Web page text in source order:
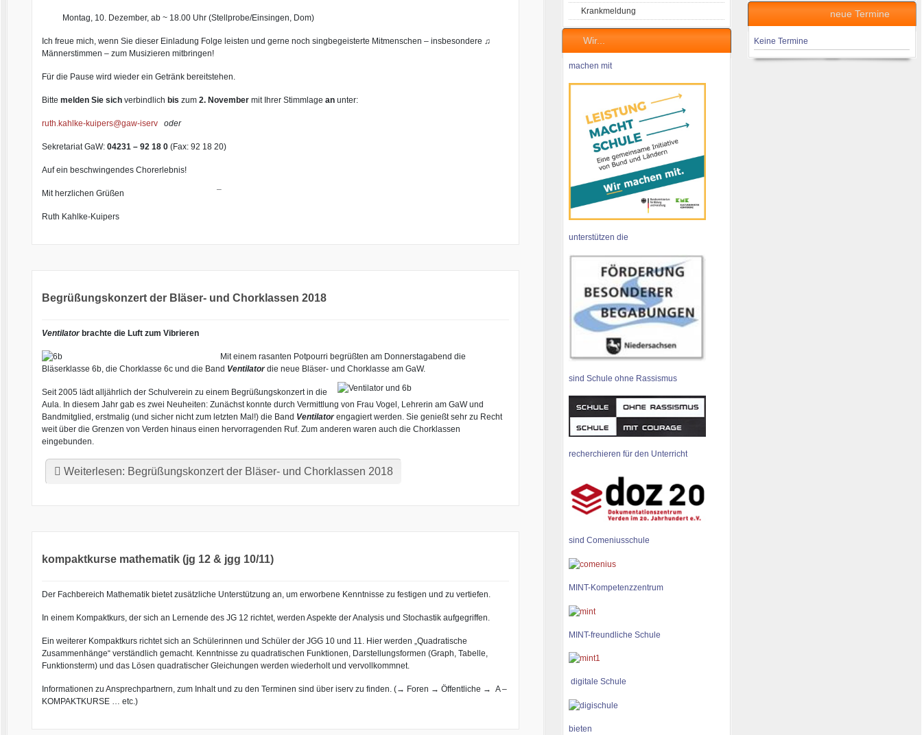
Krankmeldung
Wir...
machen mit
unterstützen die
sind Schule ohne Rassismus
recherchieren für den Unterricht
sind Comeniusschule
MINT-Kompetenzzentrum
MINT-freundliche Schule
digitale Schule
bieten
neue Termine
Keine Termine
Montag, 10. Dezember, ab ~ 18.00 Uhr (Stellprobe/Einsingen, Dom)
Ich freue mich, wenn Sie dieser Einladung Folge leisten und gerne noch singbegeisterte Mitmenschen – insbesondere ♫
Männerstimmen – zum Musizieren mitbringen!
Für die Pause wird wieder ein Getränk bereitstehen.
Bittemelden Sie sich verbindlich bis zum2. November mit Ihrer Stimmlagean unter:
ruth.kahlke-kuipers@gaw-iserv oder
Sekretariat GaW:04231 – 92 18 0 (Fax: 92 18 20)
Auf ein beschwingendes Chorerlebnis!
Mit herzlichen Grüßen
Ruth Kahlke-Kuipers
Begrüßungskonzert der Bläser- und Chorklassen 2018
Ventilatorbrachte die Luft zum Vibrieren
Mit einem rasanten Potpourri begrüßten am Donnerstagabend die
Bläserklasse 6b, die Chorklasse 6c und die Band Ventilatordie neue Bläser- und Chorklasse am GaW.
Seit 2005 lädt alljährlich der Schulverein zu einem Begrüßungskonzert in die
Aula. In diesem Jahr gab es zwei Neuheiten: Zunächst konnte durch Vermittlung von Frau Vogel, Lehrerin am GaW und
Bandmitglied, erstmalig (und sicher nicht zum letzten Mal!) die Band Ventilatorengagiert werden. Sie genießt sehr zu Recht
weit über die Grenzen von Verden hinaus einen hervorragenden Ruf. Zum anderen waren auch die Chorklassen
eingebunden.
Weiterlesen: Begrüßungskonzert der Bläser- und Chorklassen 2018
kompaktkurse mathematik (jg 12 & jgg 10/11)
Der Fachbereich Mathematik bietet zusätzliche Unterstützung an, um erworbene Kenntnisse zu festigen und zu vertiefen.
In einem Kompaktkurs, der sich an Lernende des JG 12 richtet, werden Aspekte der Analysis und Stochastik aufgegriffen.
Ein weiterer Kompaktkurs richtet sich an Schülerinnen und Schüler der JGG 10 und 11. Hier werden „Quadratische
Zusammenhänge“ verständlich gemacht. Kenntnisse zu quadratischen Funktionen, Darstellungsformen (Graph, Tabelle,
Funktionsterm) und das Lösen quadratischer Gleichungen werden wiederholt und vervollkommnet.
Informationen zu Ansprechpartnern, zum Inhalt und zu den Terminen sind über iserv zu finden. (→ Foren → Öffentliche → A –
KOMPAKTKURSE … etc.)